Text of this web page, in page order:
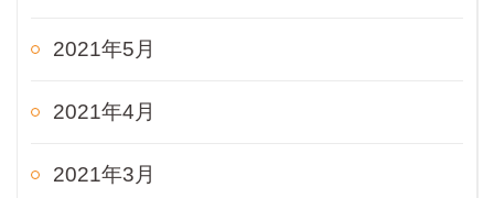
2021年5月
2021年4月
2021年3月